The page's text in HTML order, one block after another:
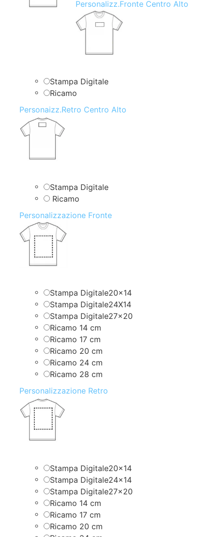
Personalizz.Fronte Centro Alto
Stampa Digitale
Ricamo
Personaizz.Retro Centro Alto
Stampa Digitale
Ricamo
Personalizzazione Fronte
Stampa Digitale20x14
Stampa Digitale24X14
Stampa Digitale27x20
Ricamo 14 cm
Ricamo 17 cm
Ricamo 20 cm
Ricamo 24 cm
Ricamo 28 cm
Personalizzazione Retro
Stampa Digitale20x14
Stampa Digitale24x14
Stampa Digitale27x20
Ricamo 14 cm
Ricamo 17 cm
Ricamo 20 cm